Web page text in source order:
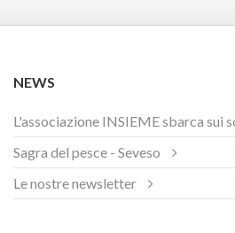
NEWS
L'associazione INSIEME sbarca sui
Sagra del pesce - Seveso
Le nostre newsletter